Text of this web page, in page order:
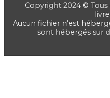
Copyright 2024 ©
Aucun fichier n'est
sont hébergés sur